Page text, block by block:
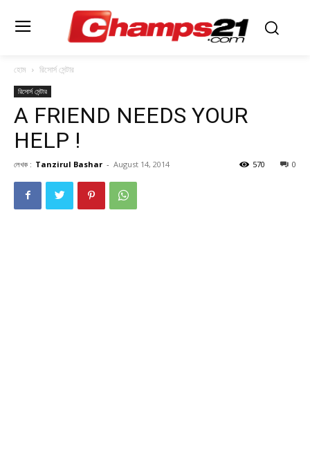
হোম রিসোর্স সেন্টার
রিসোর্স সেন্টার
A FRIEND NEEDS YOUR
HELP !
লেখক : Tanzirul Bashar - August 14, 2014 0
570